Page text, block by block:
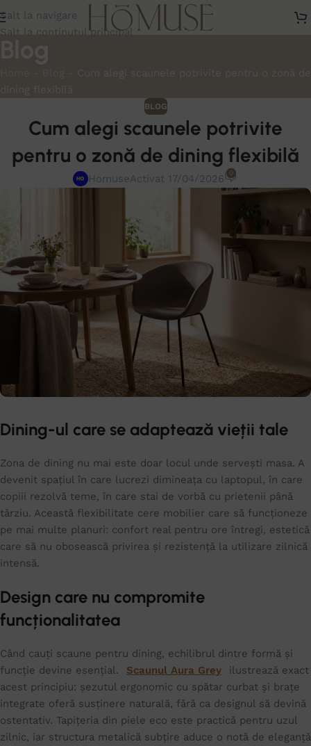
Salt la navigare
Salt la conținutul principal
BLOG
Cum alegi scaunele potrivite
pentru o zonă de dining flexibilă
HomuseActivat 17/04/2026 0
Dining-ul care se adaptează vieții tale
Zona de dining nu mai este doar locul unde servești masa. A
devenit spațiul în care lucrezi dimineața cu laptopul, în care
copiii rezolvă teme, în care stai de vorbă cu prietenii până
târziu. Această flexibilitate cere mobilier care să funcționeze
pe mai multe planuri: confort real pentru ore întregi, estetică
care să nu obosească privirea și rezistență la utilizare zilnică
intensă.
Design care nu compromite
funcționalitatea
Când cauți scaune pentru dining, echilibrul dintre formă și
funcție devine esențial.
Scaunul Aura Grey
ilustrează exact
acest principiu: șezutul ergonomic cu spătar curbat și brațe
integrate oferă susținere naturală, fără ca designul să devină
ostentativ. Tapițeria din piele eco este practică pentru uzul
zilnic, iar structura metalică subțire aduce o notă de eleganță